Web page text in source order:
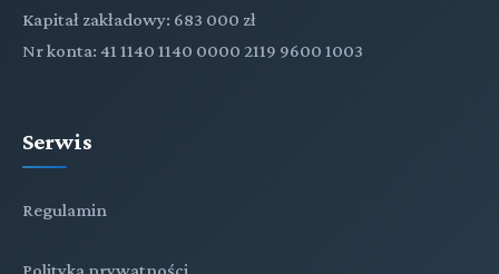
Kapitał zakładowy: 683 000 zł
Nr konta: 41 1140 1140 0000 2119 9600 1003
Serwis
Regulamin
Polityka prywatności